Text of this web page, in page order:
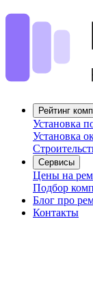
Рейтинг
Установка
Установка
Сервисы
Цены на
Подбор
Блог про
Контакты